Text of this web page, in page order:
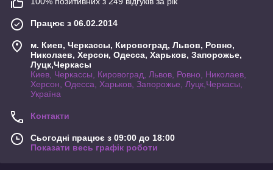
Працює з 06.02.2014
м. Киев, Черкассы, Кировоград, Львов, Ровно,
Николаев, Херсон, Одесса, Харьков, Запорожье,
Луцк,Черкасы
Киев, Черкассы, Кировоград, Львов, Ровно, Николаев,
Херсон, Одесса, Харьков, Запорожье, Луцк,Черкасы,
Україна
Контакти
Сьогодні працює з 09:00 до 18:00
Показати весь графік роботи